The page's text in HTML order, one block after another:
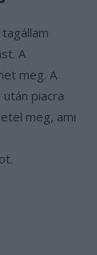
A
meg. A
piacra
meg, ami